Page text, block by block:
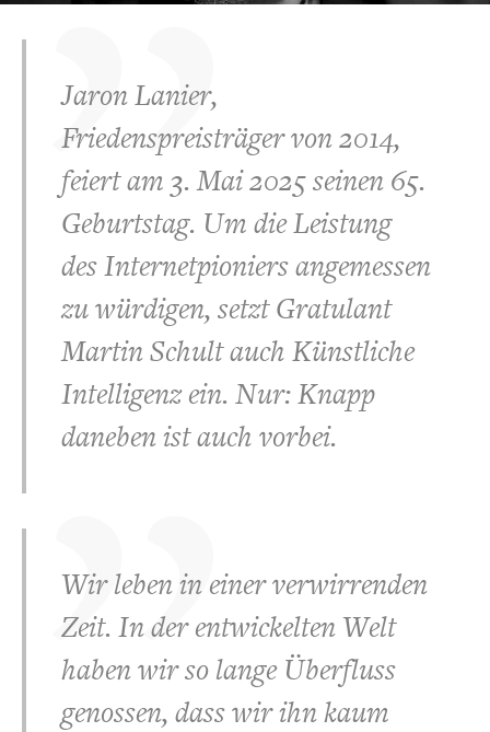
Jaron Lanier,
Friedenspreisträger von 2014,
feiert am 3. Mai 2025 seinen 65.
Geburtstag. Um die Leistung
des Internetpioniers angemessen
zu würdigen, setzt Gratulant
Martin Schult auch Künstliche
Intelligenz ein. Nur: Knapp
daneben ist auch vorbei.
Wir leben in einer verwirrenden
Zeit. In der entwickelten Welt
haben wir so lange Überfluss
genossen, dass wir ihn kaum